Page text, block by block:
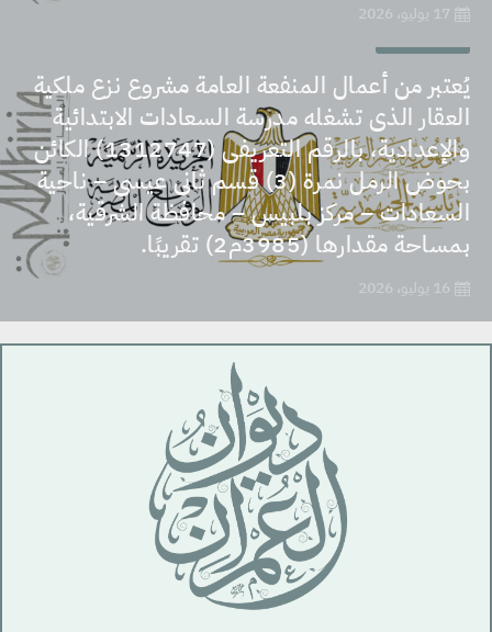
17 يوليو، 2026
يُعتبر من أعمال المنفعة العامة مشروع نزع ملكية
العقار الذى تشغله مدرسة السعادات الابتدائية
والإعدادية، بالرقم التعريفى (1312747) الكائن
بحوض الرمل نمرة (3) قسم ثانى عيسى – ناحية
السعادات – مركز بلبيس – محافظة الشرقية،
بمساحة مقدارها (3985م2) تقريبًا.
16 يوليو، 2026